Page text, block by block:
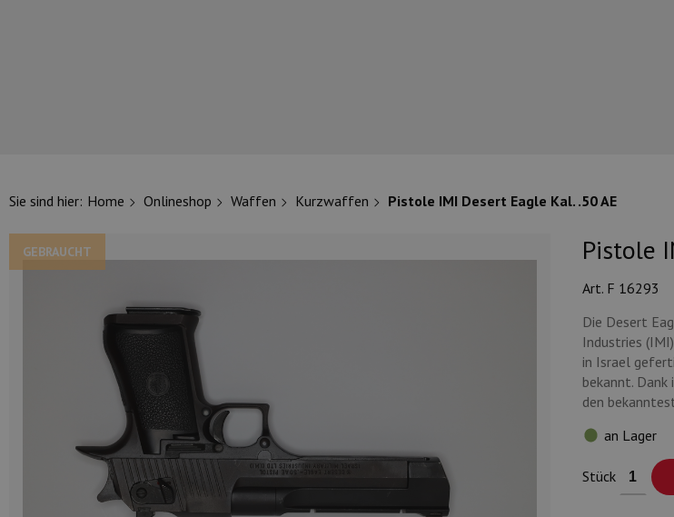
Sie sind hier: Home Onlineshop Waffen Kurzwaffen Pistole IMI Desert Eagle Kal. .50 AE
GEBRAUCHT Pistole
Art. F 16293
Die Desert
Industries
in Israel
bekannt.
den
an Lager
Stück
UNSERE TOP-KATEGORIEN
Lampen und Zubehör